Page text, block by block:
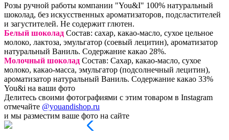
Розы ручной работы компании "You&I" 100% натуральный
шоколад, без искусственных ароматизаторов, подсластителей
и загустителей. Не содержит глютен.
Белый шоколад Состав: сахар, какао-масло, сухое цельное
молоко, лактоза, эмульгатор (соевый лецитин), ароматизатор
натуральный Ваниль. Содержание какао 28%.
Молочный шоколад Состав: Сахар, какао-масло, сухое
молоко, какао-масса, эмульгатор (подсолнечный лецитин),
ароматизатор натуральный Ваниль. Содержание какао 33%
You&i на ваши фото
Делитесь своими фотографиями с этим товаром в Instagram
отмечайте @youandishop.ru
и мы разместим ваше фото на сайте